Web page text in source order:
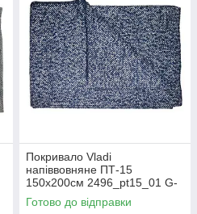
Покривало Vladi
напіввовняне ПТ-15
150x200см 2496_pt15_01 G-
Rich
Готово до відправки